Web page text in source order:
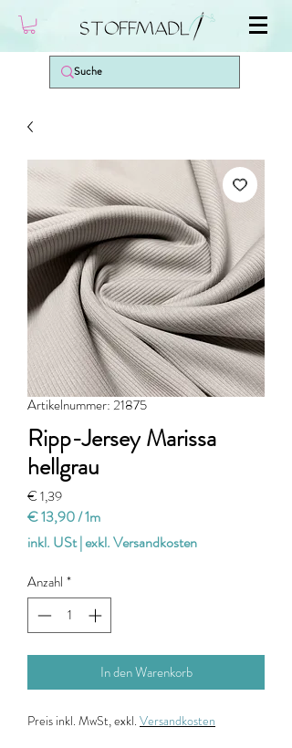
Artikelnummer: 21875
Ripp-Jersey Marissa
hellgrau
€ 1,39Preis
€ 13,90/1m
€ 13,90
pro
1
Meter
inkl. USt|exkl. Versandkosten
Anzahl *
In den Warenkorb
Preis inkl. MwSt, exkl. Versandkosten